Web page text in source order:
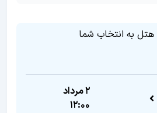
هتل به انتخاب شما
2 مرداد
12:00